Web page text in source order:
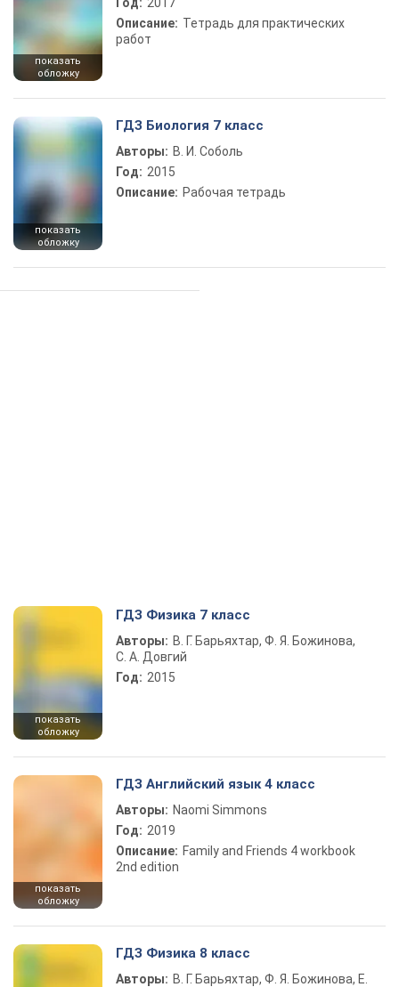
показать
обложку
Описание: Тетрадь для практических
работ
показать
обложку
ГДЗ Биология 7 класс
Авторы: В. И. Соболь
Год: 2015
Описание: Рабочая тетрадь
показать
обложку
ГДЗ Физика 7 класс
Авторы: В. Г. Барьяхтар, Ф. Я. Божинова,
С. А. Довгий
Год: 2015
показать
обложку
ГДЗ Английский язык 4 класс
Авторы: Naomi Simmons
Год: 2019
Описание: Family and Friends 4 workbook
2nd edition
ГДЗ Физика 8 класс
Авторы: В. Г. Барьяхтар, Ф. Я. Божинова, Е.